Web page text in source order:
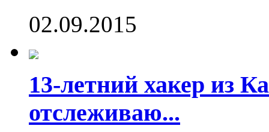
02.09.2015
13-летний хакер из
отслеживаю...